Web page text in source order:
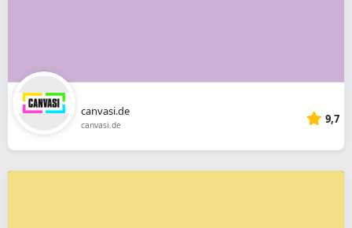
canvasi.de
canvasi.de 9,7